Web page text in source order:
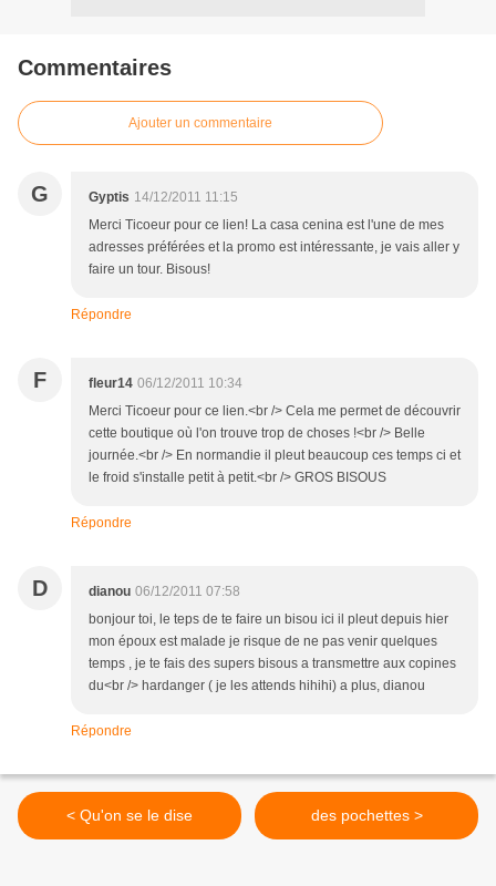
Commentaires
Ajouter un commentaire
G Gyptis 14/12/2011 11:15
Merci Ticoeur pour ce lien! La casa cenina est l'une de mes
adresses préférées et la promo est intéressante, je vais aller y
faire un tour. Bisous!
Répondre
F fleur14 06/12/2011 10:34
Merci Ticoeur pour ce lien.<br /> Cela me permet de découvrir
cette boutique où l'on trouve trop de choses !<br /> Belle
journée.<br /> En normandie il pleut beaucoup ces temps ci et
le froid s'installe petit à petit.<br /> GROS BISOUS
Répondre
D dianou 06/12/2011 07:58
bonjour toi, le teps de te faire un bisou ici il pleut depuis hier
mon époux est malade je risque de ne pas venir quelques
temps , je te fais des supers bisous a transmettre aux copines
du<br /> hardanger ( je les attends hihihi) a plus, dianou
Répondre
< Qu'on se le dise des pochettes >